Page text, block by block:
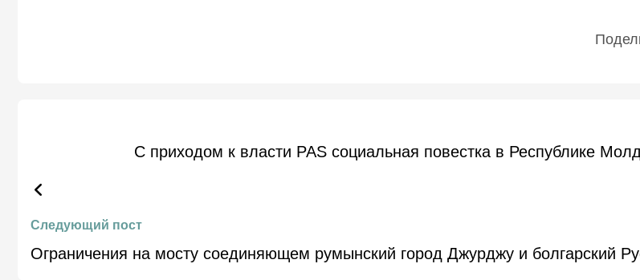
С приходом к власти PAS социальная повестка в Республике
Следующий пост
Ограничения на мосту соединяющем румынский город Джурджу и болгарский